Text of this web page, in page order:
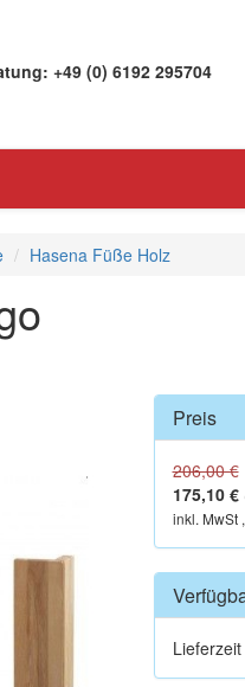
+49 (0) 6192 295704
Hasena Füße Holz
Preis
206,00 €
175,10 €
inkl. MwSt